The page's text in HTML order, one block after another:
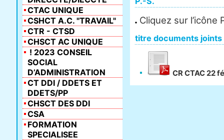
Cliquez sur
titre documents joints
CR CTAC 22
CTAC UNIQUE
CSHCT A.C. "TRAVAIL"
CTR - CTSD
CHSCT AC UNIQUE
! 2023 CONSEIL
SOCIAL
D’ADMINISTRATION
CT DDI / DDETS ET
DDETS/PP
CHSCT DES DDI
CSA
FORMATION
SPECIALISEE